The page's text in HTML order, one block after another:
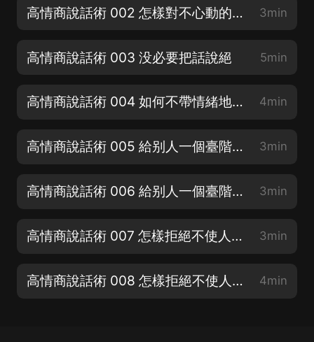
高情商說話術 002 怎樣對不心動的追求者說不（2） 3min
高情商說話術 003 没必要把話說絕 5min
高情商說話術 004 如何不帶情緒地表達不滿？ 4min
高情商說話術 005 給别人一個臺階下（1） 3min
高情商說話術 006 給别人一個臺階下（2） 3min
高情商說話術 007 怎樣拒絕不使人難堪（1） 3min
高情商說話術 008 怎樣拒絕不使人難堪（2） 4min